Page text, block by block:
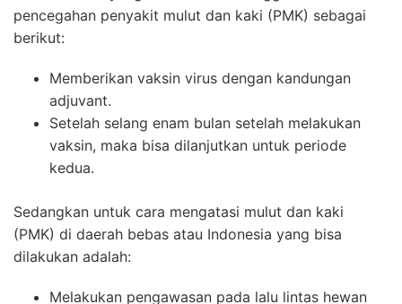
pencegahan penyakit mulut dan kaki (PMK) sebagai
berikut:
Memberikan vaksin virus dengan kandungan
adjuvant.
Setelah selang enam bulan setelah melakukan
vaksin, maka bisa dilanjutkan untuk periode
kedua.
Sedangkan untuk cara mengatasi mulut dan kaki
(PMK) di daerah bebas atau Indonesia yang bisa
dilakukan adalah:
Melakukan pengawasan pada lalu lintas hewan